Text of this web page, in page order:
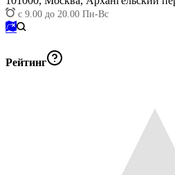
с 9.00 до 20.00 Пн-Вс
Рейтинг